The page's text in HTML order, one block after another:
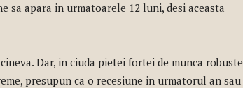
sa apara in urmatoarele 12 luni, desi aceasta
Dar, in ciuda pietei fortei de munca robuste
presupun ca o recesiune in urmatorul an sau